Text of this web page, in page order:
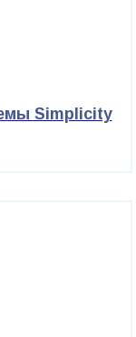
Simplicity